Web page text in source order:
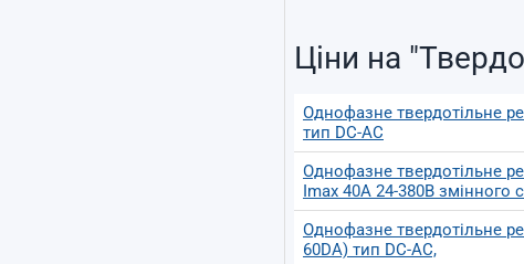
Ціни на
Однофазне твердотільне
тип DC-AC
Однофазне твердотільне
Imax 40А 24-380В змінного
Однофазне твердотільне
60DA) тип DC-AC,